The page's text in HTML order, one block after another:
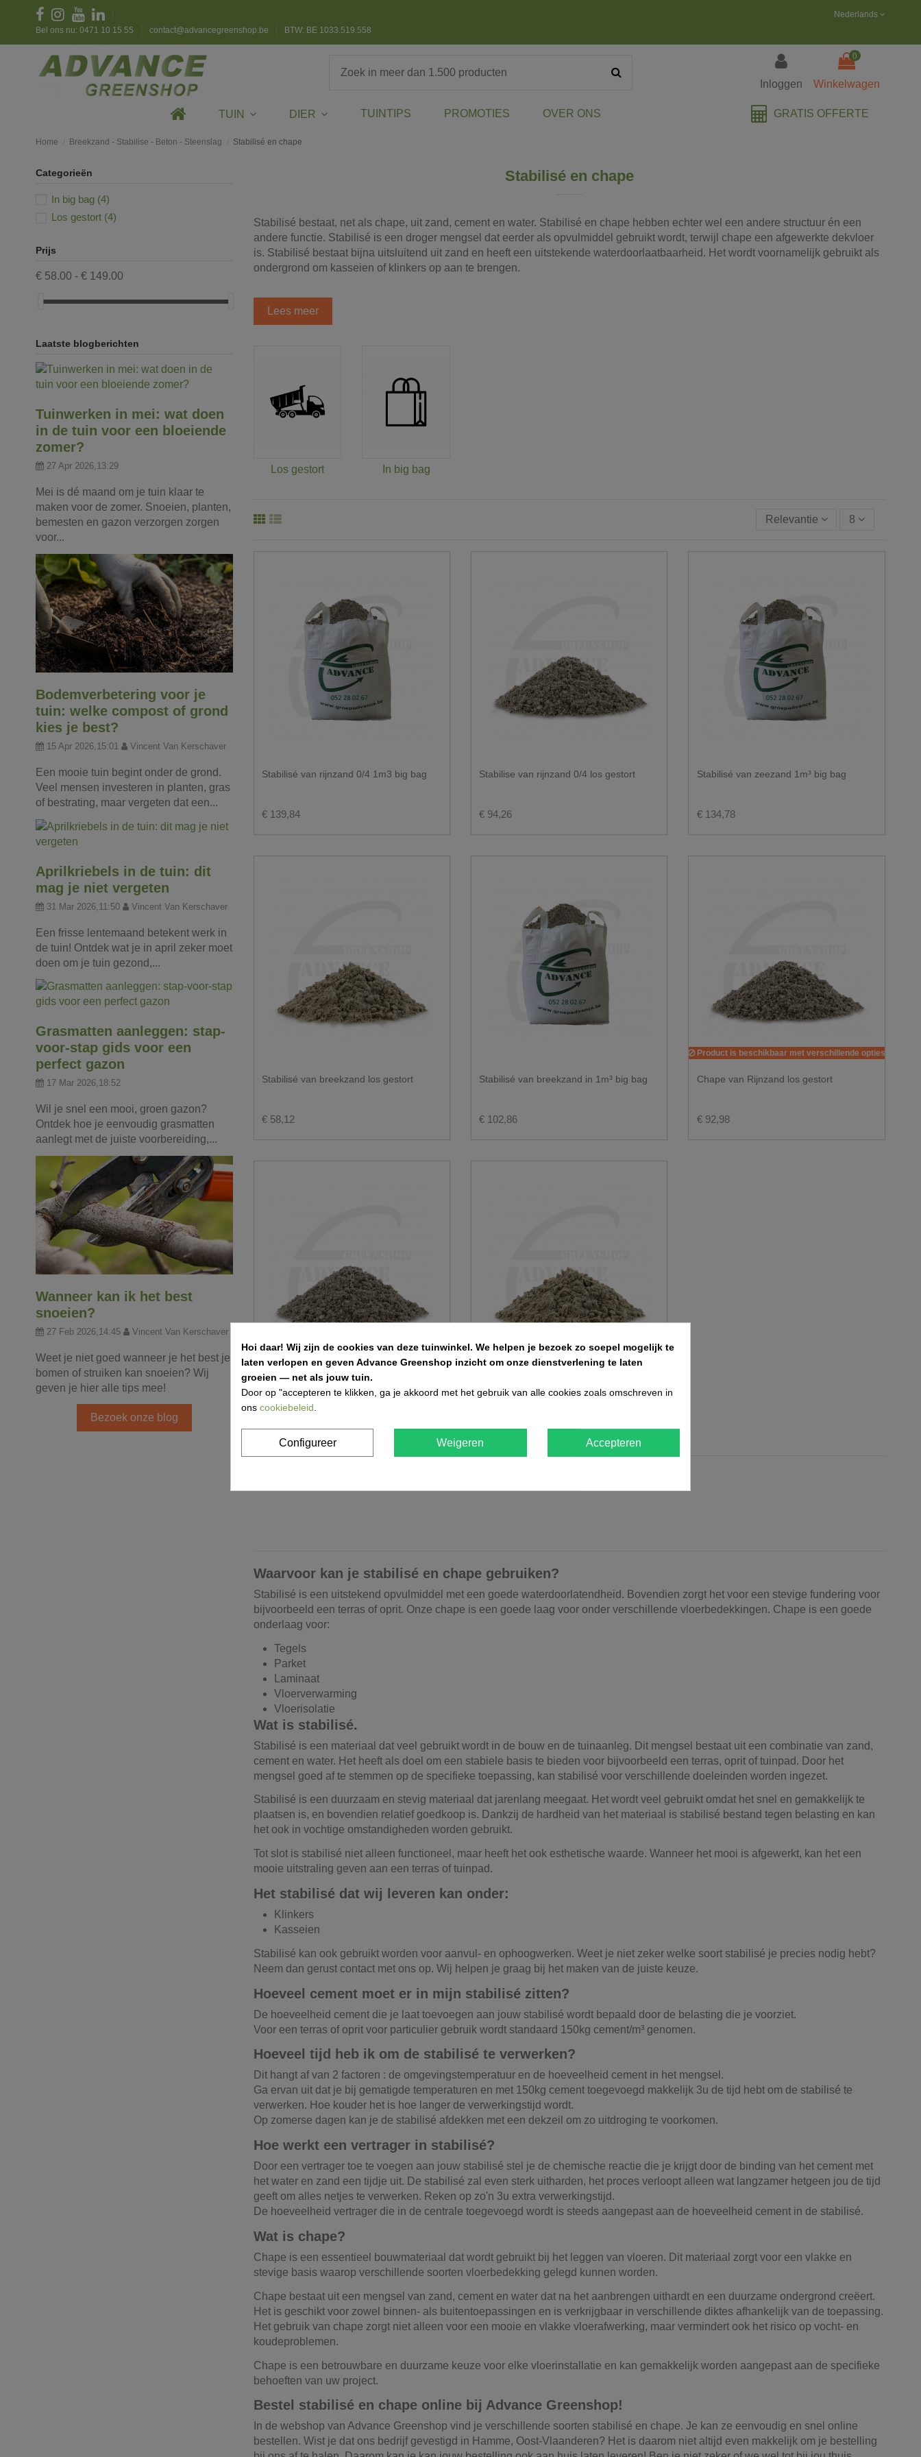
Bel ons nu: 0471 10 15 55 contact@advancegreenshop.be BTW: BE 1033.519.558
Nederlands
Inloggen
0
Winkelwagen
TUIN DIER TUINTIPS PROMOTIES OVER ONS GRATIS OFFERTE
Home Breekzand - Stabilise - Beton - Steenslag Stabilisé en chape
Stabilisé en chape
Stabilisé bestaat, net als chape, uit zand, cement en water. Stabilisé en chape hebben echter wel een andere structuur én een
andere functie. Stabilisé is een droger mengsel dat eerder als opvulmiddel gebruikt wordt, terwijl chape een afgewerkte dekvloer
is. Stabilisé bestaat bijna uitsluitend uit zand en heeft een uitstekende waterdoorlaatbaarheid. Het wordt voornamelijk gebruikt als
ondergrond om kasseien of klinkers op aan te brengen.
Lees meer
Los gestort In big bag
Relevantie 8
Stabilisé van rijnzand 0/4 1m3 big bag
€ 139,84
Stabilise van rijnzand 0/4 los gestort
€ 94,26
Stabilisé van zeezand 1m³ big bag
€ 134,78
Stabilisé van breekzand los gestort
€ 58,12
Stabilisé van breekzand in 1m³ big bag
€ 102,86
Product is beschikbaar met verschillende opties
Chape van Rijnzand los gestort
€ 92,98
Chape van rijnzand 1m³ big bag
Waarvoor kan je stabilisé en chape gebruiken?
Stabilisé is een uitstekend opvulmiddel met een goede waterdoorlatendheid. Bovendien zorgt het voor een stevige fundering voor
bijvoorbeeld een terras of oprit. Onze chape is een goede laag voor onder verschillende vloerbedekkingen. Chape is een goede
onderlaag voor:
Tegels
Parket
Laminaat
Vloerverwarming
Vloerisolatie
Wat is stabilisé.
Stabilisé is een materiaal dat veel gebruikt wordt in de bouw en de tuinaanleg. Dit mengsel bestaat uit een combinatie van zand,
cement en water. Het heeft als doel om een stabiele basis te bieden voor bijvoorbeeld een terras, oprit of tuinpad. Door het
mengsel goed af te stemmen op de specifieke toepassing, kan stabilisé voor verschillende doeleinden worden ingezet.
Stabilisé is een duurzaam en stevig materiaal dat jarenlang meegaat. Het wordt veel gebruikt omdat het snel en gemakkelijk te
plaatsen is, en bovendien relatief goedkoop is. Dankzij de hardheid van het materiaal is stabilisé bestand tegen belasting en kan
het ook in vochtige omstandigheden worden gebruikt.
Tot slot is stabilisé niet alleen functioneel, maar heeft het ook esthetische waarde. Wanneer het mooi is afgewerkt, kan het een
mooie uitstraling geven aan een terras of tuinpad.
Het stabilisé dat wij leveren kan onder:
Klinkers
Kasseien
Stabilisé kan ook gebruikt worden voor aanvul- en ophoogwerken. Weet je niet zeker welke soort stabilisé je precies nodig hebt?
Neem dan gerust contact met ons op. Wij helpen je graag bij het maken van de juiste keuze.
Hoeveel cement moet er in mijn stabilisé zitten?
De hoeveelheid cement die je laat toevoegen aan jouw stabilisé wordt bepaald door de belasting die je voorziet.
Voor een terras of oprit voor particulier gebruik wordt standaard 150kg cement/m³ genomen.
Hoeveel tijd heb ik om de stabilisé te verwerken?
Dit hangt af van 2 factoren : de omgevingstemperatuur en de hoeveelheid cement in het mengsel.
Ga ervan uit dat je bij gematigde temperaturen en met 150kg cement toegevoegd makkelijk 3u de tijd hebt om de stabilisé te
verwerken. Hoe kouder het is hoe langer de verwerkingstijd wordt.
Op zomerse dagen kan je de stabilisé afdekken met een dekzeil om zo uitdroging te voorkomen.
Hoe werkt een vertrager in stabilisé?
Door een vertrager toe te voegen aan jouw stabilisé stel je de chemische reactie die je krijgt door de binding van het cement met
het water en zand een tijdje uit. De stabilisé zal even sterk uitharden, het proces verloopt alleen wat langzamer hetgeen jou de tijd
geeft om alles netjes te verwerken. Reken op zo'n 3u extra verwerkingstijd.
De hoeveelheid vertrager die in de centrale toegevoegd wordt is steeds aangepast aan de hoeveelheid cement in de stabilisé.
Wat is chape?
Chape is een essentieel bouwmateriaal dat wordt gebruikt bij het leggen van vloeren. Dit materiaal zorgt voor een vlakke en
stevige basis waarop verschillende soorten vloerbedekking gelegd kunnen worden.
Chape bestaat uit een mengsel van zand, cement en water dat na het aanbrengen uithardt en een duurzame ondergrond creëert.
Het is geschikt voor zowel binnen- als buitentoepassingen en is verkrijgbaar in verschillende diktes afhankelijk van de toepassing.
Het gebruik van chape zorgt niet alleen voor een mooie en vlakke vloerafwerking, maar vermindert ook het risico op vocht- en
koudeproblemen.
Chape is een betrouwbare en duurzame keuze voor elke vloerinstallatie en kan gemakkelijk worden aangepast aan de specifieke
behoeften van uw project.
Bestel stabilisé en chape online bij Advance Greenshop!
In de webshop van Advance Greenshop vind je verschillende soorten stabilisé en chape. Je kan ze eenvoudig en snel online
bestellen. Wist je dat ons bedrijf gevestigd in Hamme, Oost-Vlaanderen? Het is daarom niet altijd even makkelijk om je bestelling
Categorieën
In big bag (4)
Los gestort (4)
Prijs
€ 58.00 - € 149.00
Laatste blogberichten
Tuinwerken in mei: wat doen
in de tuin voor een bloeiende
zomer?
27 Apr 2026,13:29
Mei is dé maand om je tuin klaar te
maken voor de zomer. Snoeien, planten,
bemesten en gazon verzorgen zorgen
voor...
Bodemverbetering voor je
tuin: welke compost of grond
kies je best?
15 Apr 2026,15:01 Vincent Van Kerschaver
Een mooie tuin begint onder de grond.
Veel mensen investeren in planten, gras
of bestrating, maar vergeten dat een...
Aprilkriebels in de tuin: dit
mag je niet vergeten
31 Mar 2026,11:50 Vincent Van Kerschaver
Een frisse lentemaand betekent werk in
de tuin! Ontdek wat je in april zeker moet
doen om je tuin gezond,...
Grasmatten aanleggen: stap-
voor-stap gids voor een
perfect gazon
17 Mar 2026,18:52
Wil je snel een mooi, groen gazon?
Ontdek hoe je eenvoudig grasmatten
aanlegt met de juiste voorbereiding,...
Wanneer kan ik het best
snoeien?
27 Feb 2026,14:45 Vincent Van Kerschaver
Weet je niet goed wanneer je het best je
bomen of struiken kan snoeien? Wij
geven je hier alle tips mee!
Bezoek onze blog
Hoi daar! Wij zijn de cookies van deze tuinwinkel. We helpen je bezoek zo soepel mogelijk te
laten verlopen en geven Advance Greenshop inzicht om onze dienstverlening te laten
groeien — net als jouw tuin.
Door op "accepteren te klikken, ga je akkoord met het gebruik van alle cookies zoals omschreven in
ons cookiebeleid
Configureer Weigeren Accepteren